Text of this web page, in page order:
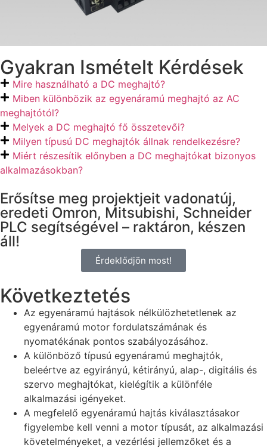
Gyakran Ismételt Kérdések
Mire használható a DC meghajtó?
Miben különbözik az egyenáramú meghajtó az AC
meghajtótól?
Melyek a DC meghajtó fő összetevői?
Milyen típusú DC meghajtók állnak rendelkezésre?
Miért részesítik előnyben a DC meghajtókat bizonyos
alkalmazásokban?
Erősítse meg projektjeit vadonatúj,
eredeti Omron, Mitsubishi, Schneider
PLC segítségével – raktáron, készen
áll!
Érdeklődjön most!
Következtetés
Az egyenáramú hajtások nélkülözhetetlenek az
egyenáramú motor fordulatszámának és
nyomatékának pontos szabályozásához.
A különböző típusú egyenáramú meghajtók,
beleértve az egyirányú, kétirányú, alap-, digitális és
szervo meghajtókat, kielégítik a különféle
alkalmazási igényeket.
A megfelelő egyenáramú hajtás kiválasztásakor
figyelembe kell venni a motor típusát, az alkalmazási
követelményeket, a vezérlési jellemzőket és a